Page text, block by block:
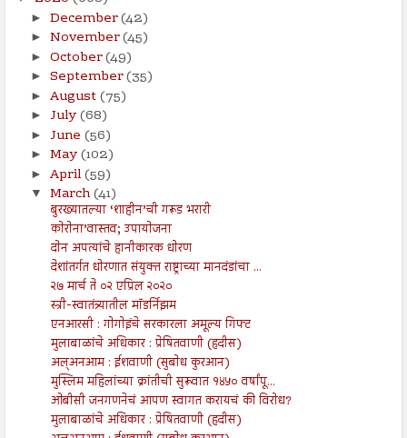
► December(42)
► November(45)
► October(49)
► September(35)
► August(75)
► July(68)
► June (56)
► May(102)
► April(59)
▼ March(41)
बुरख्यातल्या ‘शाहीन’ची गरूड भरारी
कोरोना’वास्तव; उपायोजना
दोन अपत्यांचे हानीकारक धोरण
देशांतर्गत धोरणात संयुक्त राष्ट्राच्या मानदंडांचा ...
२७ मार्च ते ०२ एप्रिल २०२०
स्त्री-स्वातंत्र्यातील मॉडर्निझम
एनआरसी : गोगोइंचे सरकारला अमूल्य गिफ्ट
मुलाबाळांचे अधिकार : प्रेषितवाणी (हदीस)
अल्अनआम : ईशवाणी (सुबोध कुरआन)
मुस्लिम महिलांच्या क्रांतीची सुरूवात १४५० वर्षांपू...
ओबीसी जनगणनेचं आपण स्वागत करायचं की विरोध?
मुलाबाळांचे अधिकार : प्रेषितवाणी (हदीस)